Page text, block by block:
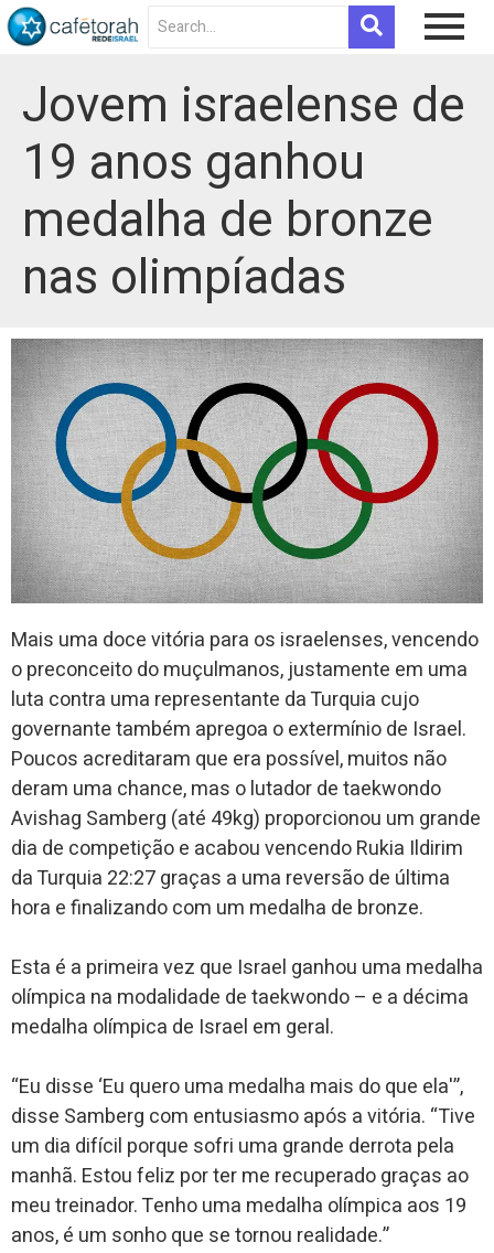
Jovem israelense de
19 anos ganhou
medalha de bronze
nas olimpíadas
Mais uma doce vitória para os israelenses, vencendo
o preconceito do muçulmanos, justamente em uma
luta contra uma representante da Turquia cujo
governante também apregoa o extermínio de Israel.
Poucos acreditaram que era possível, muitos não
deram uma chance, mas o lutador de taekwondo
Avishag Samberg (até 49kg) proporcionou um grande
dia de competição e acabou vencendo Rukia Ildirim
da Turquia 22:27 graças a uma reversão de última
hora e finalizando com um medalha de bronze.
Esta é a primeira vez que Israel ganhou uma medalha
olímpica na modalidade de taekwondo – e a décima
medalha olímpica de Israel em geral.
“Eu disse ‘Eu quero uma medalha mais do que ela'”,
disse Samberg com entusiasmo após a vitória. “Tive
um dia difícil porque sofri uma grande derrota pela
manhã. Estou feliz por ter me recuperado graças ao
meu treinador. Tenho uma medalha olímpica aos 19
anos, é um sonho que se tornou realidade.”